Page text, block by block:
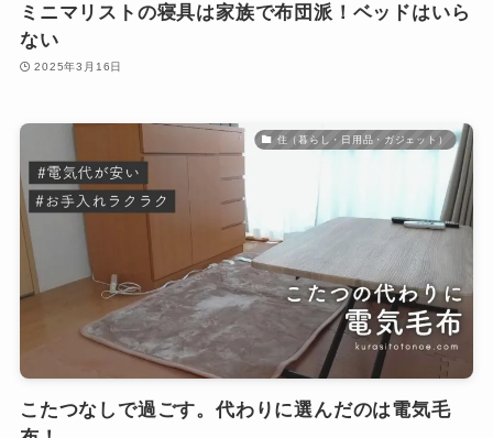
ミニマリストの寝具は家族で布団派！ベッドはいら
ない
2025年3月16日
住（暮らし・日用品・ガジェット）
こたつなしで過ごす。代わりに選んだのは電気毛